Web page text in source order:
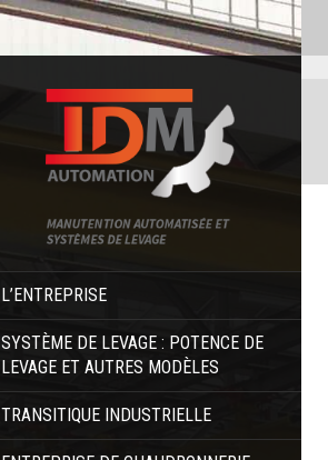
L’ENTREPRISE
SYSTÈME DE LEVAGE : POTENCE DE
LEVAGE ET AUTRES MODÈLES
TRANSITIQUE INDUSTRIELLE